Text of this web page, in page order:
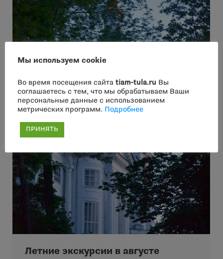
Летние экскурсии в августе
Мы используем cookie
Во время посещения сайта tiam-tula.ru Вы
соглашаетесь с тем, что мы обрабатываем Ваши
персональные данные с использованием
метрических программ.
Подробнее
ПРИНЯТЬ